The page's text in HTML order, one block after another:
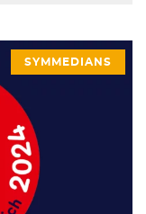
SYMMEDIANS